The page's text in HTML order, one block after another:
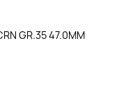
GR.35 47.0MM